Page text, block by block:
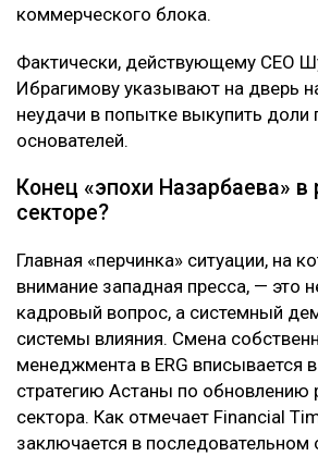
коммерческого блока.
Фактически, действующему CEO
Ибрагимову указывают на дверь
неудачи в попытке выкупить доли
основателей.
Конец «эпохи Назарбаева» в
секторе?
Главная «перчинка» ситуации, на
внимание западная пресса, — это
кадровый вопрос, а системный
системы влияния. Смена
менеджмента в ERG вписывается
стратегию Астаны по обновлению
сектора. Как отмечает Financial
заключается в последовательном